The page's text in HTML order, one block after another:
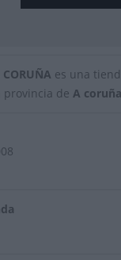
es una
provincia de A coruña